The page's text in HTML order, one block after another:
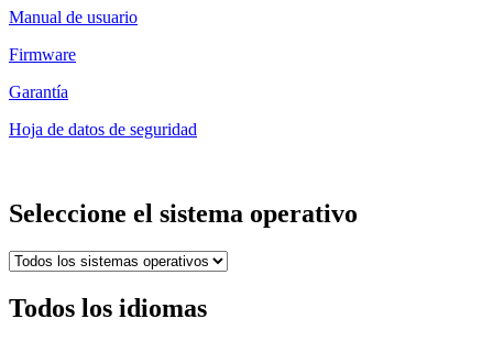
Manual de usuario
Firmware
Garantía
Hoja de datos de seguridad
Seleccione el sistema operativo
Todos los idiomas